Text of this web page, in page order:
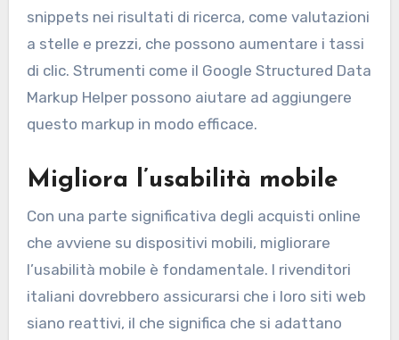
snippets nei risultati di ricerca, come valutazioni
a stelle e prezzi, che possono aumentare i tassi
di clic. Strumenti come il Google Structured Data
Markup Helper possono aiutare ad aggiungere
questo markup in modo efficace.
Migliora l’usabilità mobile
Con una parte significativa degli acquisti online
che avviene su dispositivi mobili, migliorare
l’usabilità mobile è fondamentale. I rivenditori
italiani dovrebbero assicurarsi che i loro siti web
siano reattivi, il che significa che si adattano